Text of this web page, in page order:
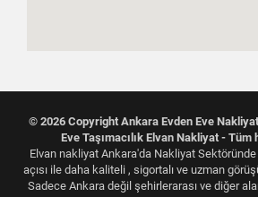
© 2026 Copyright Ankara Evden Eve
Eve Taşımacılık Elvan Nakliyat - Tüm
Elvan nakliyat Ankara'da Nakliyat
açısı ile daha kaliteli , sigortalı ve uzman
Sadece Ankara değil şehirlerarası ve diğer